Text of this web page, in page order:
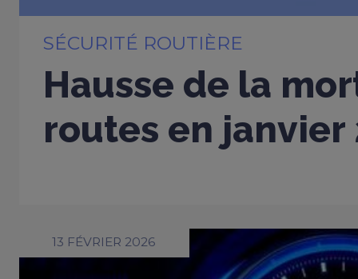
SÉCURITÉ ROUTIÈRE
Hausse de la
routes en janvier
13 FÉVRIER 2026